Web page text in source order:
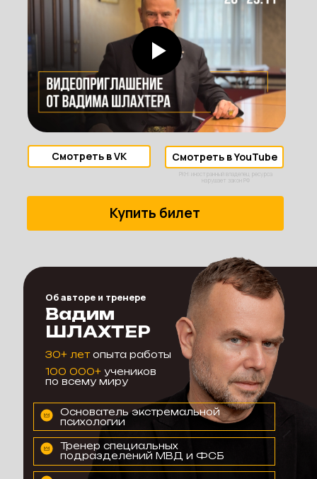
Смотреть в YouTube
Купить билет
Смотреть в VK
РКН: иностранный владелец ресурса
нарушает закон РФ
Вадим
ШЛАХТЕР
Об авторе и тренере
30+ летопыта работы
Основатель экстремальной
психологии
Тренер специальных
подразделений МВД и ФСБ
100 000+ учеников
по всему миру